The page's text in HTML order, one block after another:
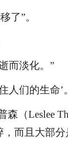
了”。
而淡化。”
人们的生命’
（Leslee
，而且大部分